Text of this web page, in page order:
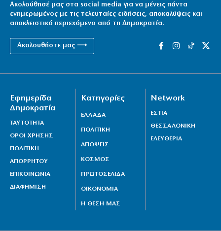
Ακολούθησέ μας στα social media για να μένεις πάντα
ενημερωμένος με τις τελευταίες ειδήσεις, αποκαλύψεις και
αποκλειστικό περιεχόμενο από τη Δημοκρατία.
Ακολουθήστε μας ⟶
Εφημερίδα
Δημοκρατία
ΤΑΥΤΟΤΗΤΑ
ΟΡΟΙ ΧΡΗΣΗΣ
ΠΟΛΙΤΙΚΗ
ΑΠΟΡΡΗΤΟΥ
ΕΠΙΚΟΙΝΩΝΙΑ
ΔΙΑΦΗΜΙΣΗ
Κατηγορίες
ΕΛΛΑΔΑ
ΠΟΛΙΤΙΚΗ
ΑΠΟΨΕΙΣ
ΚΟΣΜΟΣ
ΠΡΩΤΟΣΕΛΙΔΑ
ΟΙΚΟΝΟΜΙΑ
Η ΘΕΣΗ ΜΑΣ
Network
ΕΣΤΙΑ
ΘΕΣΣΑΛΟΝΙΚΗ
ΕΛΕΥΘΕΡΙΑ